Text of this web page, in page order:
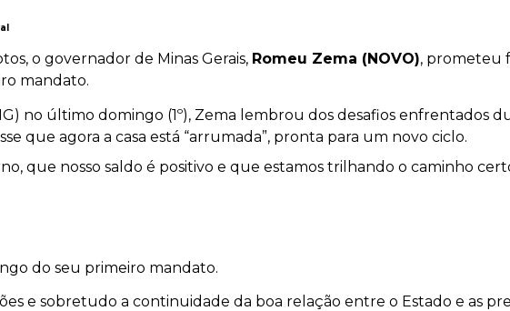
o governador de Minas Gerais, Romeu Zema (NOVO), prometeu
mandato.
no último domingo (1º), Zema lembrou dos desafios enfrentados
que agora a casa está “arrumada”, pronta para um novo ciclo.
que nosso saldo é positivo e que estamos trilhando o caminho
do seu primeiro mandato.
e sobretudo a continuidade da boa relação entre o Estado e as